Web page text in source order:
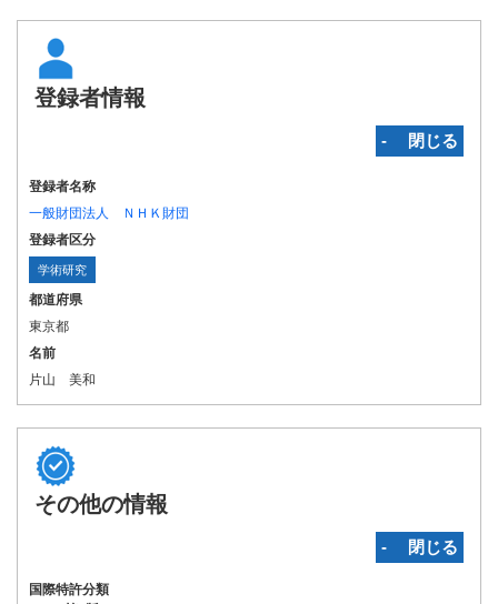
登録者情報
‐ 閉じる
登録者名称
一般財団法人 ＮＨＫ財団
登録者区分
学術研究
都道府県
東京都
名前
片山 美和
その他の情報
‐ 閉じる
国際特許分類